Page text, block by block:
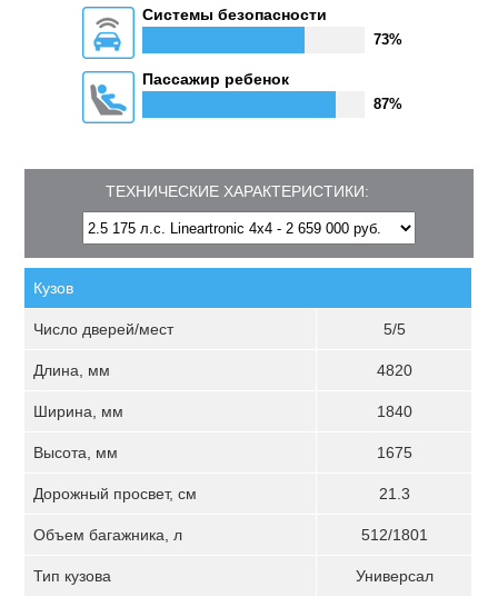
Системы безопасности
73%
Пассажир ребенок
87%
ТЕХНИЧЕСКИЕ ХАРАКТЕРИСТИКИ:
Кузов
Число дверей/мест 5/5
Длина, мм 4820
Ширина, мм 1840
Высота, мм 1675
Дорожный просвет, см 21.3
Объем багажника, л 512/1801
Тип кузова Универсал